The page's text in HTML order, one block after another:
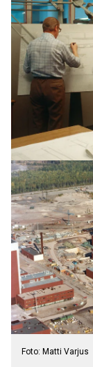
Foto: Matti Varjus